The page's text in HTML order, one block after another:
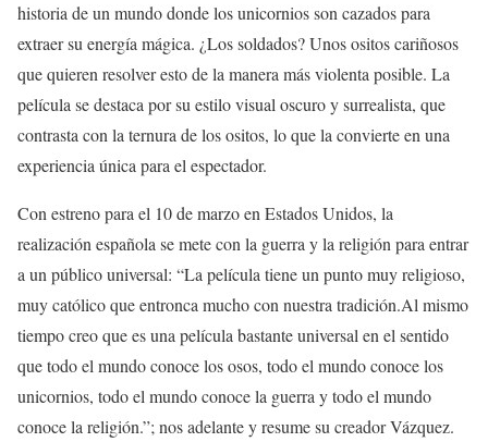
historia de un mundo donde los unicornios son cazados para
extraer su energía mágica. ¿Los soldados? Unos ositos cariñosos
que quieren resolver esto de la manera más violenta posible. La
película se destaca por su estilo visual oscuro y surrealista, que
contrasta con la ternura de los ositos, lo que la convierte en una
experiencia única para el espectador.
Con estreno para el 10 de marzo en Estados Unidos, la
realización española se mete con la guerra y la religión para entrar
a un público universal: “La película tiene un punto muy religioso,
muy católico que entronca mucho con nuestra tradición.Al mismo
tiempo creo que es una película bastante universal en el sentido
que todo el mundo conoce los osos, todo el mundo conoce los
unicornios, todo el mundo conoce la guerra y todo el mundo
conoce la religión.”; nos adelante y resume su creador Vázquez.